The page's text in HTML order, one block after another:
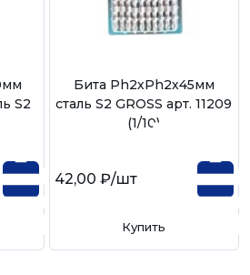
S2
Бита Ph2хPh2х45мм
сталь S2 GROSS арт. 11209
(1/10)
42,00 ₽/шт
Купить